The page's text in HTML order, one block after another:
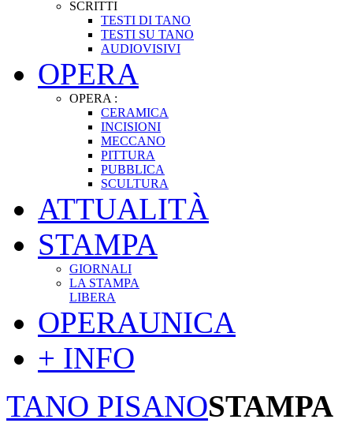
SCRITTI
TESTI DI TANO
TESTI SU TANO
AUDIOVISIVI
OPERA
OPERA :
CERAMICA
INCISIONI
MECCANO
PITTURA
PUBBLICA
SCULTURA
ATTUALITÀ
STAMPA
GIORNALI
LA STAMPA
LIBERA
OPERAUNICA
+ INFO
TANO PISANOSTAMPA